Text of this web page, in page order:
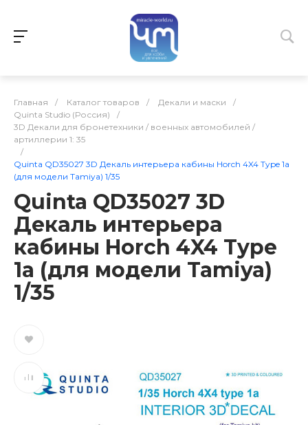
Главная / Каталог товаров / Декали и маски
/
Quinta Studio (Россия)
/
3D Декали для бронетехники / военных автомобилей /
артиллерии 1: 35
/
Quinta QD35027 3D Декаль интерьера кабины Horch 4X4 Type 1a
(для модели Tamiya) 1/35
Quinta QD35027 3D
Декаль интерьера
кабины Horch 4X4 Type
1a (для модели Tamiya)
1/35